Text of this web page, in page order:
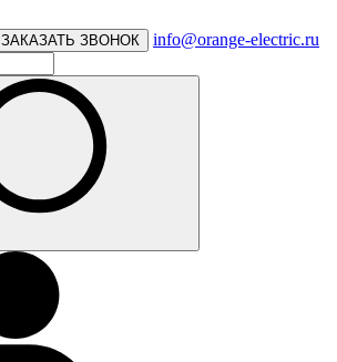
ЗАКАЗАТЬ ЗВОНОК info@orange-electric.ru